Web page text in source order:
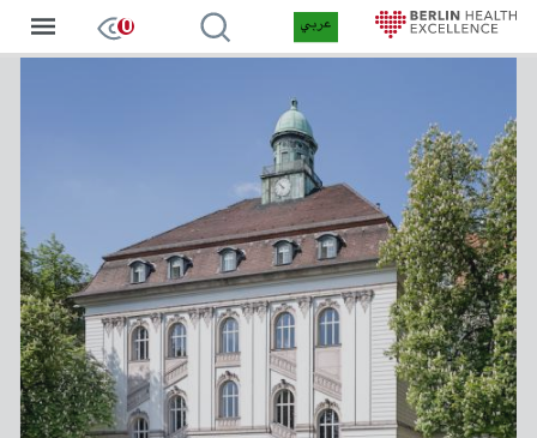
المحتوى
الرئيسي
Arabic
0 إدخالات